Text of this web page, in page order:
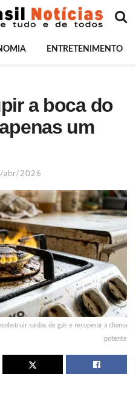
ENTRETENIMENTO
a boca do
um
abr/2026
saídas de gás e recuperar a chama
potente